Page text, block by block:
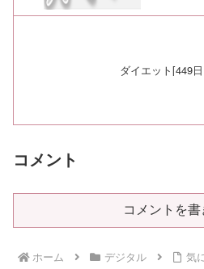
ダイエット[449
コメント
コメントを書
ホーム デジタル 気